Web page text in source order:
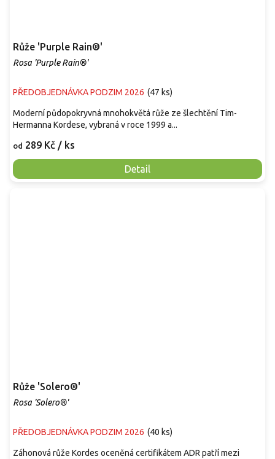
Růže 'Purple Rain®'
Rosa 'Purple Rain®'
PŘEDOBJEDNÁVKA PODZIM 2026 (47 ks)
od 289 Kč / ks
Detail
Moderní půdopokryvná mnohokvětá růže ze šlechtění Tim-
Hermanna Kordese, vybraná v roce 1999 a...
Růže 'Solero®'
Rosa 'Solero®'
PŘEDOBJEDNÁVKA PODZIM 2026 (40 ks)
Záhonová růže Kordes oceněná certifikátem ADR patří mezi